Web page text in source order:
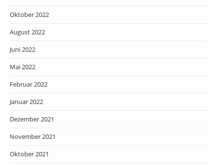
Oktober 2022
August 2022
Juni 2022
Mai 2022
Februar 2022
Januar 2022
Dezember 2021
November 2021
Oktober 2021